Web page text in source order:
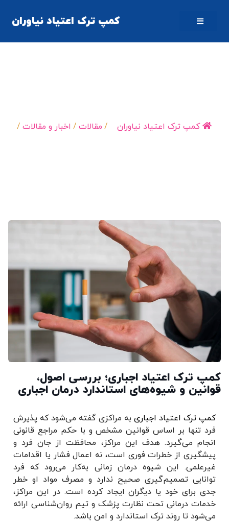
کمپ ترک اعتیاد نیاوران
کمپ ترک اعتیاد نیاوران / مقالات / اخبار و مقالات /
کمپ ترک اعتیاد اجباری؛ بررسی اصول،
قوانین و شیوه‌های استاندارد درمان اجباری
کمپ ترک اعتیاد اجباری به مراکزی گفته می‌شود که پذیرش
فرد تنها بر اساس قوانین مشخص و با حکم مراجع قانونی
انجام می‌گیرد. هدف این مراکز، محافظت از جان فرد و
پیشگیری از خطرات فوری است، نه اعمال فشار یا اقدامات
غیرعلمی. این شیوه درمان زمانی به‌کار می‌رود که فرد
توانایی تصمیم‌گیری صحیح ندارد و مصرف مواد او خطر
جدی برای خود یا دیگران ایجاد کرده است. در این مراکز،
خدمات درمانی تحت نظارت پزشک و تیم روان‌شناسی ارائه
می‌شود تا روند ترک استاندارد و امن باشد.